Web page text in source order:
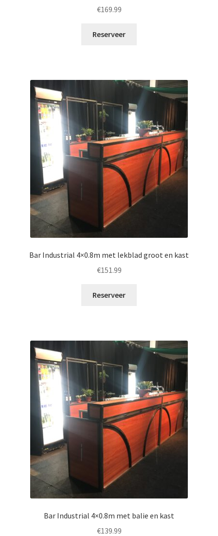
€169.99
Reserveer
Bar Industrial 4×0.8m met lekblad groot en kast
€151.99
Reserveer
Bar Industrial 4×0.8m met balie en kast
€139.99